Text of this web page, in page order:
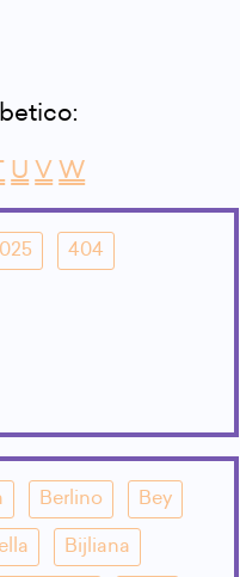
U V W
404
Berlino Bey
Bijliana